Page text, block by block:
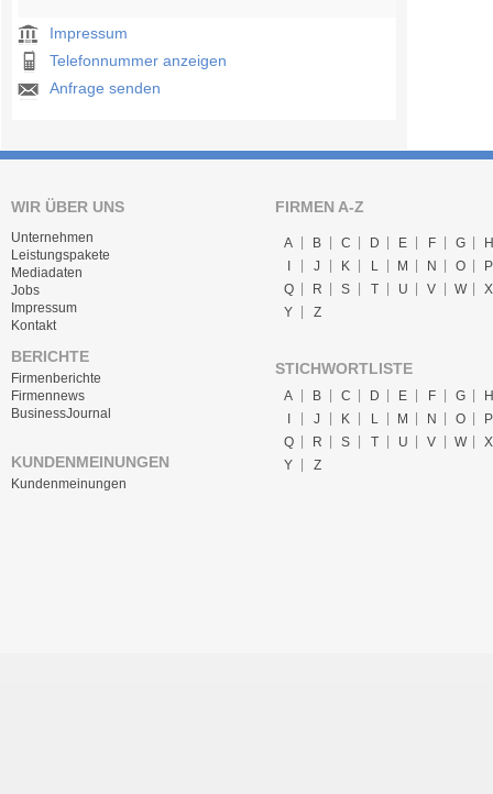
Impressum
Telefonnummer anzeigen
Anfrage senden
WIR ÜBER UNS
Unternehmen
Leistungspakete
Mediadaten
Jobs
Impressum
Kontakt
BERICHTE
Firmenberichte
Firmennews
BusinessJournal
KUNDENMEINUNGEN
Kundenmeinungen
FIRMEN A-Z
A B C D E F G
H
J K L M N O
P
Q
R S T U V W
X
Y
Z
STICHWORTLISTE
A B C D E F G
H
I
J K L M N O
P
Q
R S T U V W
X
Y
Z